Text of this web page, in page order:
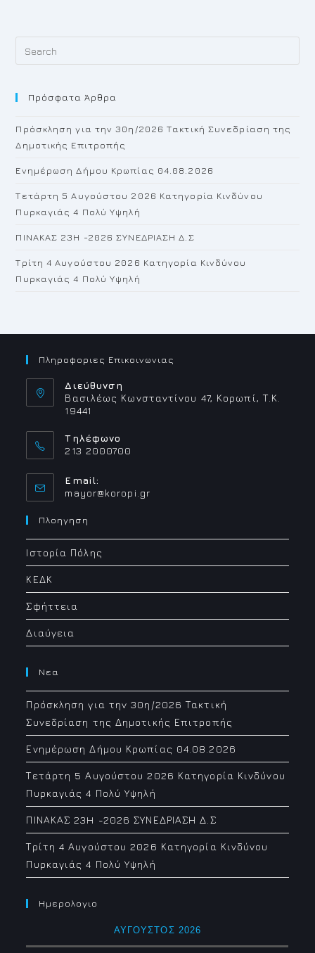
Πρόσφατα Άρθρα
Πρόσκληση για την 30η/2026 Τακτική Συνεδρίαση της
Δημοτικής Επιτροπής
Ενημέρωση Δήμου Κρωπίας 04.08.2026
Τετάρτη 5 Αυγούστου 2026 Κατηγορία Κινδύνου
Πυρκαγιάς 4 Πολύ Υψηλή
ΠΙΝΑΚΑΣ 23H -2026 ΣΥΝΕΔΡΙΑΣΗ Δ.Σ
Τρίτη 4 Αυγούστου 2026 Κατηγορία Κινδύνου
Πυρκαγιάς 4 Πολύ Υψηλή
Πληροφοριες Επικοινωνιας
Διεύθυνση
Βασιλέως Κωνσταντίνου 47, Κορωπί, Τ.Κ.
19441
Τηλέφωνο
213 2000700
Email:
mayor@koropi.grOpens
Πλοηγηση
Ιστορία Πόλης
ΚΕΔΚ
Σφήττεια
Διαύγεια
Νεα
Πρόσκληση για την 30η/2026 Τακτική
Συνεδρίαση της Δημοτικής Επιτροπής
Ενημέρωση Δήμου Κρωπίας 04.08.2026
Τετάρτη 5 Αυγούστου 2026 Κατηγορία Κινδύνου
Πυρκαγιάς 4 Πολύ Υψηλή
ΠΙΝΑΚΑΣ 23H -2026 ΣΥΝΕΔΡΙΑΣΗ Δ.Σ
Τρίτη 4 Αυγούστου 2026 Κατηγορία Κινδύνου
Πυρκαγιάς 4 Πολύ Υψηλή
Ημερολογιο
ΑΎΓΟΥΣΤΟΣ 2026